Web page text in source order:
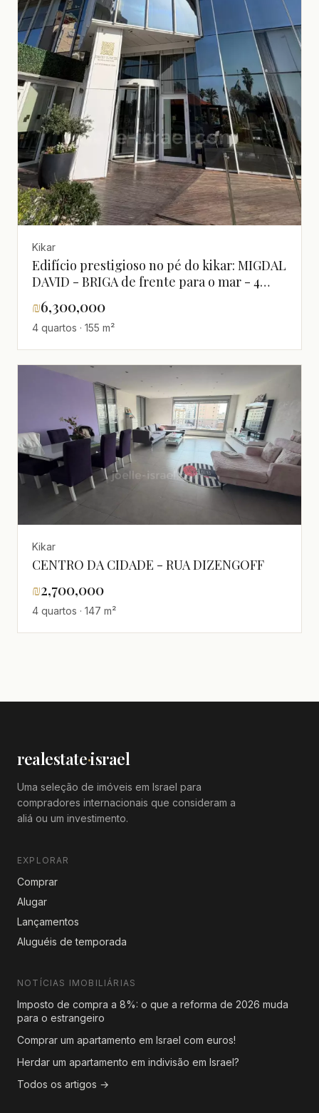
Kikar
Edifício prestigioso no pé do kikar: MIGDAL
DAVID - BRIGA de frente para o mar - 4
quartos 160m² + 24m² terraço vista mar -
6.300.000 shekels
₪6,300,000
4 quartos · 155 m²
Kikar
CENTRO DA CIDADE - RUA DIZENGOFF
₪2,700,000
4 quartos · 147 m²
realestate·israel
Uma seleção de imóveis em Israel para
compradores internacionais que consideram a
aliá ou um investimento.
EXPLORAR
Comprar
Alugar
Lançamentos
Aluguéis de temporada
NOTÍCIAS IMOBILIÁRIAS
Imposto de compra a 8%: o que a reforma de 2026 muda
para o estrangeiro
Comprar um apartamento em Israel com euros!
Herdar um apartamento em indivisão em Israel?
Todos os artigos →